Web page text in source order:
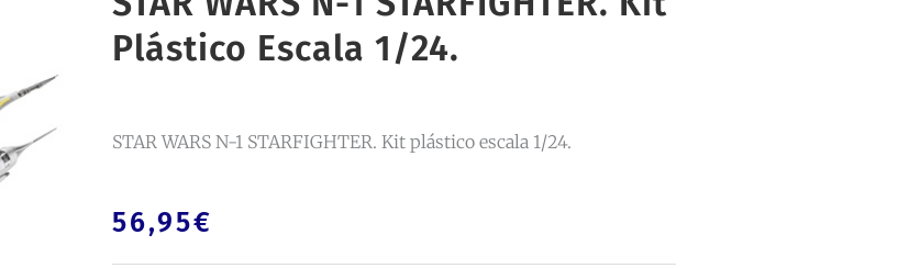
Plástico Escala 1/24.
STAR WARS N-1 STARFIGHTER. Kit plástico escala 1/24.
56,95€